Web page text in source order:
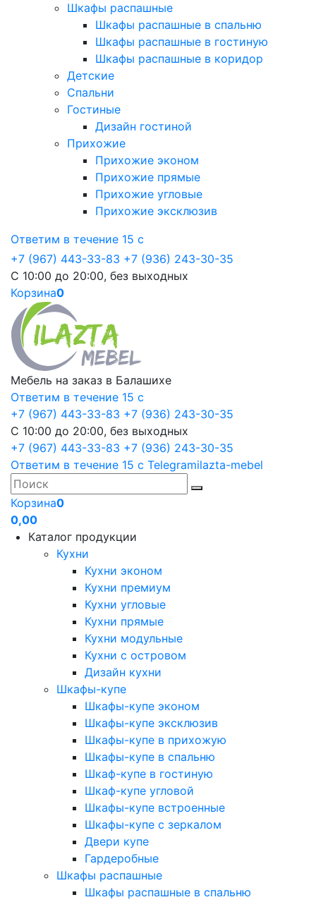
Шкафы распашные
Шкафы распашные в спальню
Шкафы распашные в гостиную
Шкафы распашные в коридор
Детские
Спальни
Гостиные
Дизайн гостиной
Прихожие
Прихожие эконом
Прихожие прямые
Прихожие угловые
Прихожие эксклюзив
Ответим в течение 15 с
+7 (967) 443-33-83 +7 (936) 243-30-35
С 10:00 до 20:00, без выходных
Корзина0
Мебель на заказ в Балашихе
Ответим в течение 15 с
+7 (967) 443-33-83 +7 (936) 243-30-35
С 10:00 до 20:00, без выходных
+7 (967) 443-33-83 +7 (936) 243-30-35
Ответим в течение 15 с Telegramilazta-mebel
Корзина0
0,00
Каталог продукции
Кухни
Кухни эконом
Кухни премиум
Кухни угловые
Кухни прямые
Кухни модульные
Кухни с островом
Дизайн кухни
Шкафы-купе
Шкафы-купе эконом
Шкафы-купе эксклюзив
Шкафы-купе в прихожую
Шкафы-купе в спальню
Шкаф-купе в гостиную
Шкаф-купе угловой
Шкафы-купе встроенные
Шкафы-купе с зеркалом
Двери купе
Гардеробные
Шкафы распашные
Шкафы распашные в спальню